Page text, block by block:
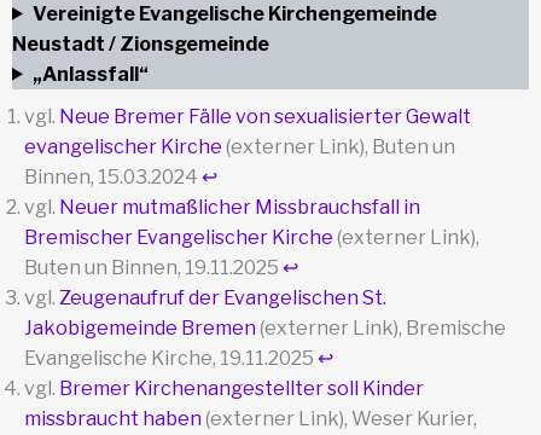
Vereinigte Evangelische Kirchengemeinde
Neustadt / Zionsgemeinde
„Anlassfall“
vgl. Neue Bremer Fälle von sexualisierter Gewalt
evangelischer Kirche (externer Link), Buten un
Binnen, 15.03.2024 ↩︎
vgl. Neuer mutmaßlicher Missbrauchsfall in
Bremischer Evangelischer Kirche (externer Link),
Buten un Binnen, 19.11.2025 ↩︎
vgl. Zeugenaufruf der Evangelischen St.
Jakobigemeinde Bremen(externer Link), Bremische
Evangelische Kirche, 19.11.2025 ↩︎
vgl. Bremer Kirchenangestellter soll Kinder
missbraucht haben(externer Link), Weser Kurier,